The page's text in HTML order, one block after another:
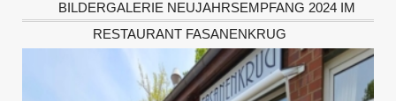
BILDERGALERIE NEUJAHRSEMPFANG 2024 IM
RESTAURANT FASANENKRUG